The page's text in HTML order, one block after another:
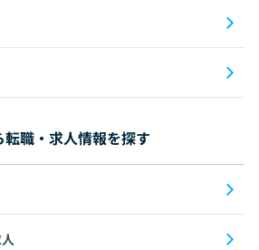
職・求人情報を探す